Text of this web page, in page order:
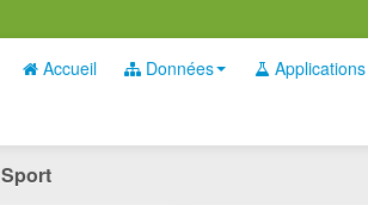
Accueil Données Applications
Sport